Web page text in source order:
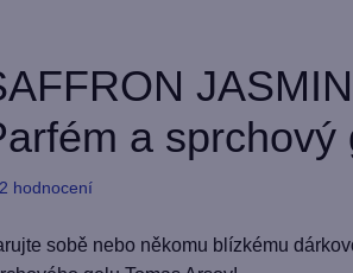
a sprchový
hodnocení
sobě nebo někomu blízkému